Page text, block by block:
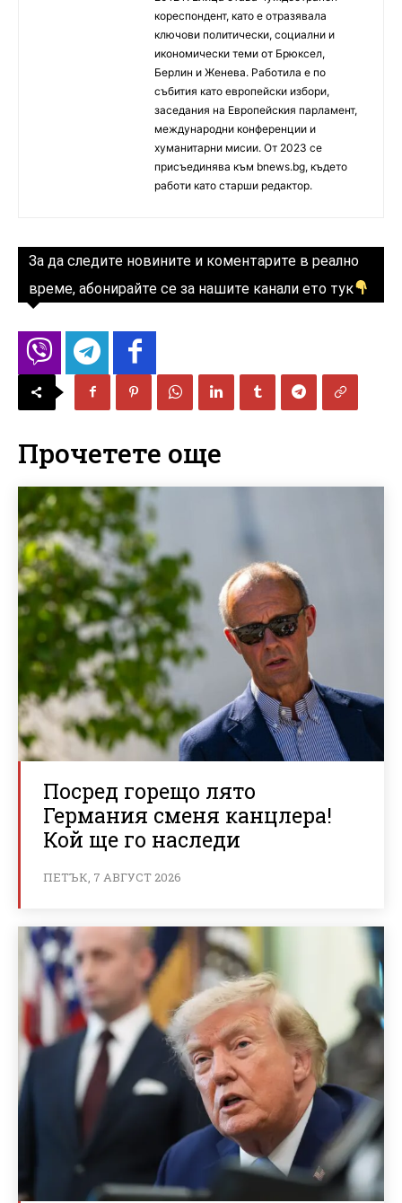
кореспондент, като е отразявала
ключови политически, социални и
икономически теми от Брюксел,
Берлин и Женева. Работила е по
събития като европейски избори,
заседания на Европейския парламент,
международни конференции и
хуманитарни мисии. От 2023 се
присъединява към bnews.bg, където
работи като старши редактор.
За да следите новините и коментарите в реално
време, абонирайте се за нашите канали ето тук
Прочетете още
Посред горещо лято
Германия сменя канцлера!
Кой ще го наследи
ПЕТЪК, 7 АВГУСТ 2026